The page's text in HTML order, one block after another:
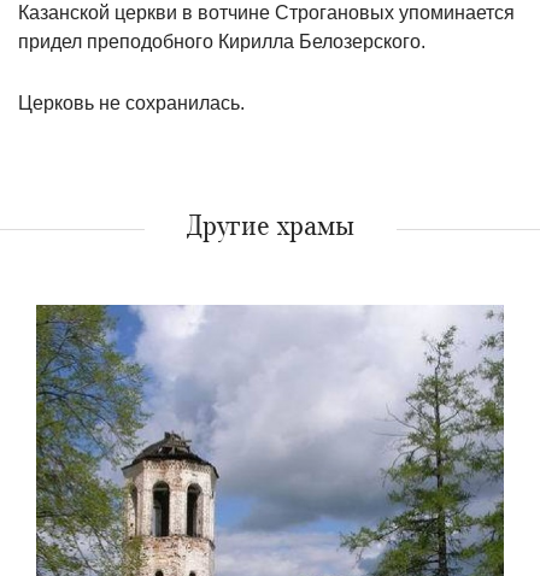
Казанской церкви в вотчине Строгановых упоминается
придел преподобного Кирилла Белозерского.
Церковь не сохранилась.
Другие храмы